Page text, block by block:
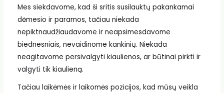
Mes siekdavome, kad ši sritis susilauktų pakankamai
dėmesio ir paramos, tačiau niekada
nepiktnaudžiaudavome ir neapsimesdavome
biednesniais, nevaidinome kankinių. Niekada
neagitavome persivalgyti kiaulienos, ar būtinai pirkti ir
valgyti tik kiaulieną.
Tačiau laikėmės ir laikomės pozicijos, kad mūsų veikla